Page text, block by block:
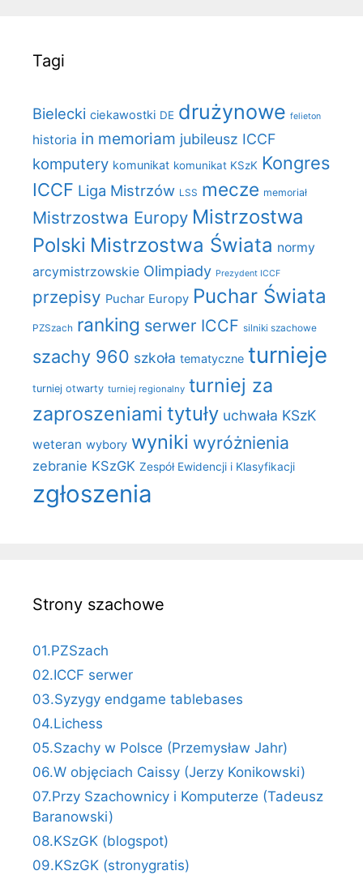
Tagi
Bielecki ciekawostki DE drużynowe felieton
historia in memoriam jubileusz ICCF
komputery komunikat komunikat KSzK Kongres
ICCF Liga Mistrzów LSS mecze memoriał
Mistrzostwa Europy Mistrzostwa
Polski Mistrzostwa Świata normy
arcymistrzowskie Olimpiady Prezydent ICCF
przepisy Puchar Europy Puchar Świata
PZSzach ranking serwer ICCF silniki szachowe
szachy 960 szkoła tematyczne turnieje
turniej otwarty turniej regionalny turniej za
zaproszeniami tytuły uchwała KSzK
weteran wybory wyniki wyróżnienia
zebranie KSzGK Zespół Ewidencji i Klasyfikacji
zgłoszenia
Strony szachowe
01.PZSzach
02.ICCF serwer
03.Syzygy endgame tablebases
04.Lichess
05.Szachy w Polsce (Przemysław Jahr)
06.W objęciach Caissy (Jerzy Konikowski)
07.Przy Szachownicy i Komputerze (Tadeusz
Baranowski)
08.KSzGK (blogspot)
09.KSzGK (stronygratis)